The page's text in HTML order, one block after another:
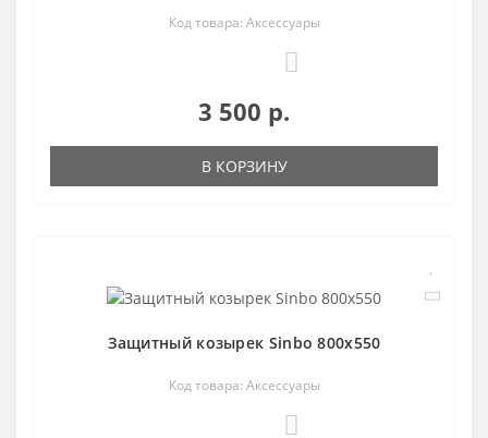
Код товара: Аксессуары
3 500 р.
В КОРЗИНУ
Защитный козырек Sinbo 800х550
Код товара: Аксессуары